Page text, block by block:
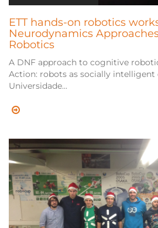
ETT hands-on robotics
Neurodynamics
Robotics
A DNF approach to cognitive
Action: robots as socially intelligent
Universidade...